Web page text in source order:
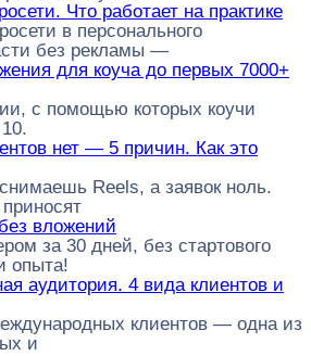
Что работает на практике
в персонального
без рекламы —
для коуча до первых 7000+
с помощью которых коучи
нет — 5 причин. Как это
Reels, а заявок ноль.
вложений
за 30 дней, без стартового
опыта!
аудитория. 4 вида клиентов и
клиентов — одна из
и